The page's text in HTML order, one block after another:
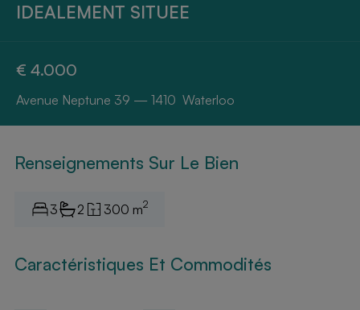
IDEALEMENT SITUEE
€ 4.000
Avenue Neptune 39 — 1410 Waterloo
Renseignements Sur Le Bien
3 2 300 m2
Caractéristiques Et Commodités